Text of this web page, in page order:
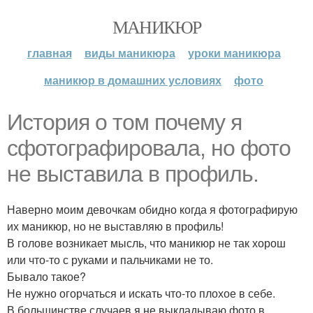
МАНИКЮР
главная виды маникюра
уроки маникюра
маникюр в домашних условиях
фото
История о том почему я
сфотографировала, но фото
не выставила в профиль.
Наверно моим девочкам обидно когда я фотографирую
их маникюр, но не выставляю в профиль!
В голове возникает мысль, что маникюр не так хорош
или что-то с руками и пальчиками не то.
Бывало такое?
Не нужно огорчаться и искать что-то плохое в себе.